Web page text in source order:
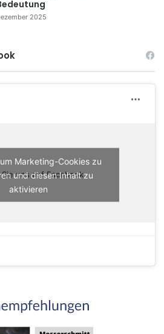
2025
Sie uns auf Facebook
Marketing-Cookies zu
und diesen Inhalt zu
aktivieren